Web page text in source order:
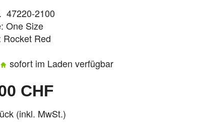
47220-2100
One Size
Rocket Red
sofort im Laden verfügbar
CHF
(inkl. MwSt.)